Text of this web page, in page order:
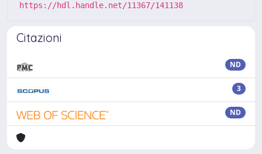
https://hdl.handle.net/11367/141138
Citazioni
ND
3
ND